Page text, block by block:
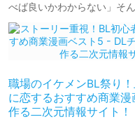
べば良いかわからない」そ
職場のイケメンBL祭り
に恋するおすすめ商業
作る二次元情報サイト！